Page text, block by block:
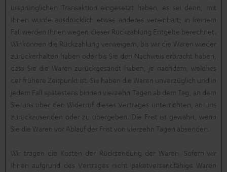
ursprünglichen Transaktion eingesetzt haben, es sei denn, mit
Ihnen wurde ausdrücklich etwas anderes vereinbart; in keinem
Fall werden Ihnen wegen dieser Rückzahlung Entgelte berechnet.
Wir können die Rückzahlung verweigern, bis wir die Waren wieder
zurückerhalten haben oder bis Sie den Nachweis erbracht haben,
dass Sie die Waren zurückgesandt haben, je nachdem, welches
der frühere Zeitpunkt ist. Sie haben die Waren unverzüglich und in
jedem Fall spätestens binnen vierzehn Tagen ab dem Tag, an dem
Sie uns über den Widerruf dieses Vertrages unterrichten, an uns
zurückzusenden oder zu übergeben. Die Frist ist gewahrt, wenn
Sie die Waren vor Ablauf der Frist von vierzehn Tagen absenden.
Wir tragen die Kosten der Rücksendung der Waren. Sofern wir
Ihnen aufgrund des Vertrages nicht paketversandfähige Waren